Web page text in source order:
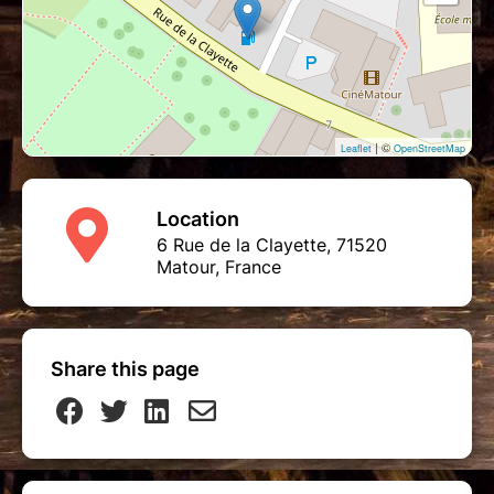
Leaflet| © OpenStreetMap
Location
6 Rue de la Clayette, 71520
Matour, France
Share this page